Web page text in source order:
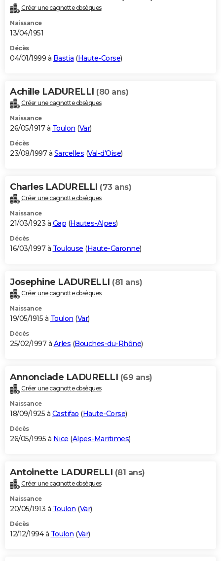
Créer une cagnotte obsèques
Naissance
13/04/1951
Décès
04/01/1999 à Bastia (Haute-Corse)
Achille LADURELLI (80 ans)
Créer une cagnotte obsèques
Naissance
26/05/1917 à Toulon (Var)
Décès
23/08/1997 à Sarcelles (Val-d'Oise)
Charles LADURELLI (73 ans)
Créer une cagnotte obsèques
Naissance
21/03/1923 à Gap (Hautes-Alpes)
Décès
16/03/1997 à Toulouse (Haute-Garonne)
Josephine LADURELLI (81 ans)
Créer une cagnotte obsèques
Naissance
19/05/1915 à Toulon (Var)
Décès
25/02/1997 à Arles (Bouches-du-Rhône)
Annonciade LADURELLI (69 ans)
Créer une cagnotte obsèques
Naissance
18/09/1925 à Castifao (Haute-Corse)
Décès
26/05/1995 à Nice (Alpes-Maritimes)
Antoinette LADURELLI (81 ans)
Créer une cagnotte obsèques
Naissance
20/05/1913 à Toulon (Var)
Décès
12/12/1994 à Toulon (Var)